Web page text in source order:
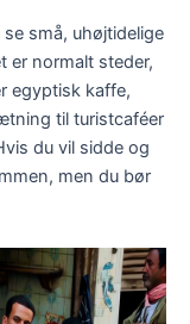
små, uhøjtidelige
er normalt steder,
egyptisk kaffe,
til turistcaféer
du vil sidde og
men du bør